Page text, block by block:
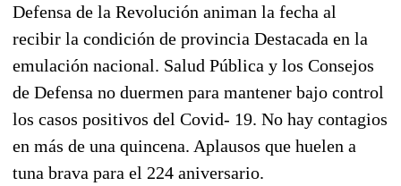
Defensa de la Revolución animan la fecha al
recibir la condición de provincia Destacada en la
emulación nacional. Salud Pública y los Consejos
de Defensa no duermen para mantener bajo control
los casos positivos del Covid- 19. No hay contagios
en más de una quincena. Aplausos que huelen a
tuna brava para el 224 aniversario.